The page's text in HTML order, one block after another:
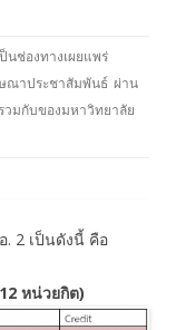
นช่องทางเผยแพร่
ณาประชาสัมพันธ์ ผ่าน
มกับของมหาวิทยาลัย
. 2 เป็นดังนี้ คือ
หน่วยกิต)